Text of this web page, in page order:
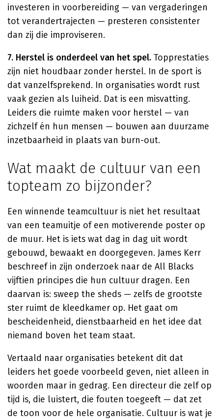
investeren in voorbereiding — van vergaderingen
tot verandertrajecten — presteren consistenter
dan zij die improviseren.
7. Herstel is onderdeel van het spel. Topprestaties
zijn niet houdbaar zonder herstel. In de sport is
dat vanzelfsprekend. In organisaties wordt rust
vaak gezien als luiheid. Dat is een misvatting.
Leiders die ruimte maken voor herstel — van
zichzelf én hun mensen — bouwen aan duurzame
inzetbaarheid in plaats van burn-out.
Wat maakt de cultuur van een
topteam zo bijzonder?
Een winnende teamcultuur is niet het resultaat
van een teamuitje of een motiverende poster op
de muur. Het is iets wat dag in dag uit wordt
gebouwd, bewaakt en doorgegeven. James Kerr
beschreef in zijn onderzoek naar de All Blacks
vijftien principes die hun cultuur dragen. Een
daarvan is: sweep the sheds — zelfs de grootste
ster ruimt de kleedkamer op. Het gaat om
bescheidenheid, dienstbaarheid en het idee dat
niemand boven het team staat.
Vertaald naar organisaties betekent dit dat
leiders het goede voorbeeld geven, niet alleen in
woorden maar in gedrag. Een directeur die zelf op
tijd is, die luistert, die fouten toegeeft — dat zet
de toon voor de hele organisatie. Cultuur is wat je